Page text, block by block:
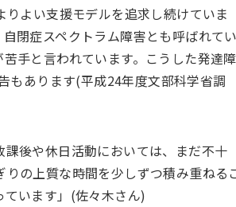
よい支援モデルを追求し続けていま
閉症スペクトラム障害とも呼ばれて
手と言われています。こうした発達障
もあります(平成24年度文部科学省調
後や休日活動においては、まだ不十
の上質な時間を少しずつ積み重ねる
います」(佐々木さん)